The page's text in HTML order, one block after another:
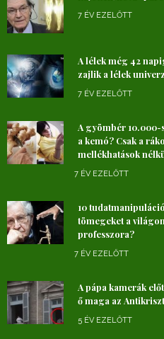
7 ÉV EZELŐTT
A lélek még 42
zajlik a lélek
7 ÉV EZELŐTT
A gyömbér 10.000-
a kemó? Csak a
mellékhatások
7 ÉV EZELŐTT
10
tömegeket a
professzora?
7 ÉV EZELŐTT
A pápa kamerák
ő maga az
5 ÉV EZELŐTT